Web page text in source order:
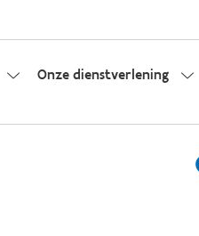
Onze dienstverlening